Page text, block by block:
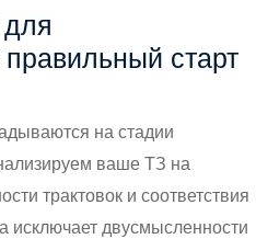
старт
на стадии
ваше ТЗ на
трактовок и соответствия
исключает двусмысленности